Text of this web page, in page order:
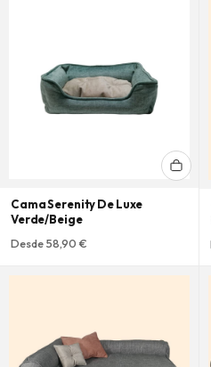
Cama Serenity De Luxe
Verde/Beige
Desde 58,90 €